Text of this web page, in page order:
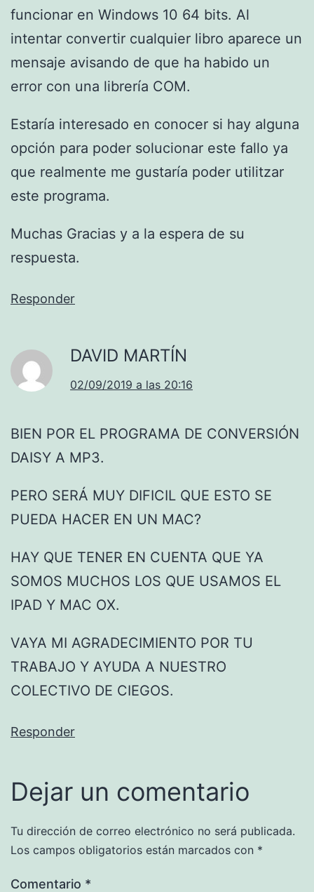
funcionar en Windows 10 64 bits. Al
intentar convertir cualquier libro aparece un
mensaje avisando de que ha habido un
error con una librería COM.
Estaría interesado en conocer si hay alguna
opción para poder solucionar este fallo ya
que realmente me gustaría poder utilitzar
este programa.
Muchas Gracias y a la espera de su
respuesta.
Responder
DAVID MARTÍN
02/09/2019 a las 20:16
BIEN POR EL PROGRAMA DE CONVERSIÓN
DAISY A MP3.
PERO SERÁ MUY DIFICIL QUE ESTO SE
PUEDA HACER EN UN MAC?
HAY QUE TENER EN CUENTA QUE YA
SOMOS MUCHOS LOS QUE USAMOS EL
IPAD Y MAC OX.
VAYA MI AGRADECIMIENTO POR TU
TRABAJO Y AYUDA A NUESTRO
COLECTIVO DE CIEGOS.
Responder
Dejar un comentario
Tu dirección de correo electrónico no será publicada.
Los campos obligatorios están marcados con *
Comentario *